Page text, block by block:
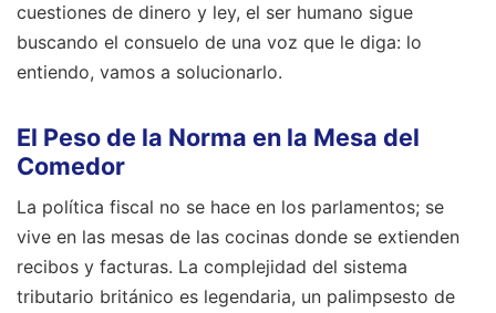
cuestiones de dinero y ley, el ser humano sigue
buscando el consuelo de una voz que le diga: lo
entiendo, vamos a solucionarlo.
El Peso de la Norma en la Mesa del
Comedor
La política fiscal no se hace en los parlamentos; se
vive en las mesas de las cocinas donde se extienden
recibos y facturas. La complejidad del sistema
tributario británico es legendaria, un palimpsesto de